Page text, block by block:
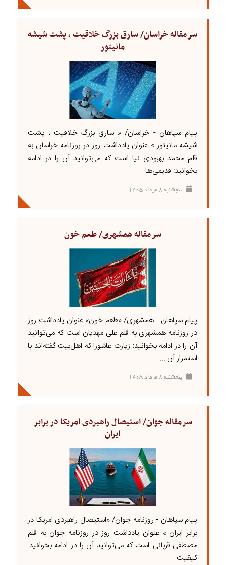
سرمقاله خراسان/ سارق بزرگ خلاقیت ، پشت شیشه
مانیتور
پیام سپاهان - خراسان/ « سارق بزرگ خلاقیت ، پشت
شیشه مانیتور » عنوان یادداشت روز در روزنامه خراسان به
قلم محمد بهبودی نیا است که می‌توانید آن را در ادامه
بخوانید: قدیمی‌ها ...
پنجشنبه ۸ مرداد ۱۴۰۵
سرمقاله همشهری/ طعم خون
پیام سپاهان - همشهری/ «طعم خون» عنوان یادداشت روز
در روزنامه همشهری به قلم علی مهدیان است که می‌توانید
آن را در ادامه بخوانید: زیارت عاشورا که اهل‌بیت گفته‌اند با
استمرار‌ آن ...
پنجشنبه ۸ مرداد ۱۴۰۵
سرمقاله جوان/ استیصال راهبردی امریکا در برابر
ایران
پیام سپاهان - روزنامه جوان/ «استیصال راهبردی امریکا در
برابر ایران » عنوان یادداشت روز در روزنامه جوان به قلم
مصطفی قربانی است که می‌توانید آن را در ادامه بخوانید:
کیفیت ...